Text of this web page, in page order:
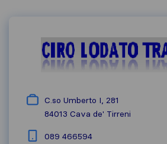
C.so Umberto I, 281
84013 Cava de' Tirreni
089 466594